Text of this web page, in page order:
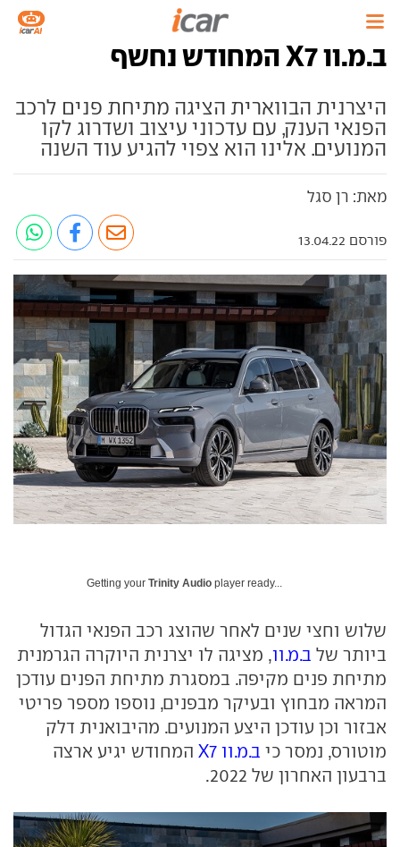
ב.מ.וו X7 המחודש נחשף
היצרנית הבווארית הציגה מתיחת פנים לרכב
הפנאי הענק, עם עדכוני עיצוב ושדרוג לקו
המנועים. אלינו הוא צפוי להגיע עוד השנה
מאת: רן סגל
פורסם 13.04.22
Getting your Trinity Audio player ready...
שלוש וחצי שנים לאחר שהוצג רכב הפנאי הגדול
ביותר של ב.מ.וו, מציגה לו יצרנית היוקרה הגרמנית
מתיחת פנים מקיפה. במסגרת מתיחת הפנים עודכן
המראה מבחוץ ובעיקר מבפנים, נוספו מספר פריטי
אבזור וכן עודכן היצע המנועים. מהיבואנית דלק
מוטורס, נמסר כי ב.מ.וו X7
המחודש יגיע ארצה
ברבעון האחרון של 2022.